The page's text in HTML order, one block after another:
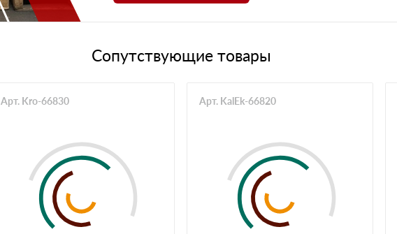
Сопутствующие товары
Арт. Kro-66830 Арт. KalEk-66820